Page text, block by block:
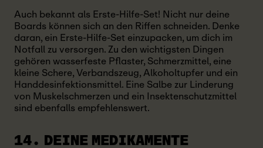
Auch bekannt als Erste-Hilfe-Set! Nicht nur deine
Boards können sich an den Riffen schneiden. Denke
daran, ein Erste-Hilfe-Set einzupacken, um dich im
Notfall zu versorgen. Zu den wichtigsten Dingen
gehören wasserfeste Pflaster, Schmerzmittel, eine
kleine Schere, Verbandszeug, Alkoholtupfer und ein
Handdesinfektionsmittel. Eine Salbe zur Linderung
von Muskelschmerzen und ein Insektenschutzmittel
sind ebenfalls empfehlenswert.
14. DEINE MEDIKAMENTE